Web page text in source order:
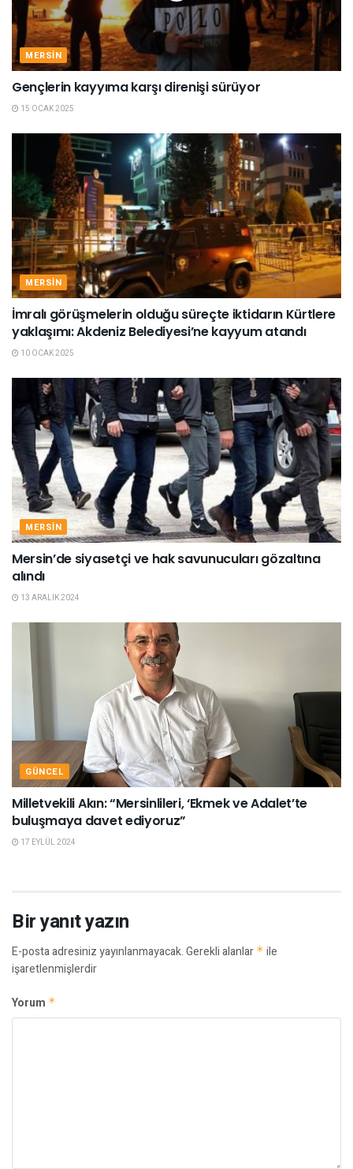
MERSIN
Gençlerin kayyıma karşı direnişi sürüyor
15 OCAK 2025
MERSIN
İmralı görüşmelerin olduğu süreçte iktidarın Kürtlere
yaklaşımı: Akdeniz Belediyesi’ne kayyum atandı
10 OCAK 2025
MERSIN
Mersin’de siyasetçi ve hak savunucuları gözaltına
alındı
13 ARALIK 2024
GÜNCEL
Milletvekili Akın: “Mersinlileri, ‘Ekmek ve Adalet’te
buluşmaya davet ediyoruz”
17 EYLÜL 2024
Bir yanıt yazın
E-posta adresiniz yayınlanmayacak.Gerekli alanlar * ile
işaretlenmişlerdir
Yorum *